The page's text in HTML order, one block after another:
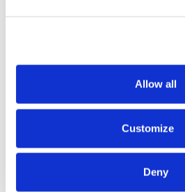
Allow all
Customize
Deny